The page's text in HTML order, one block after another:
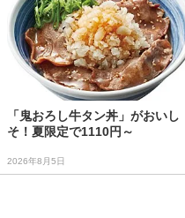
「鬼おろし牛タン丼」がおいし
そ！夏限定で1110円～
2026年8月5日